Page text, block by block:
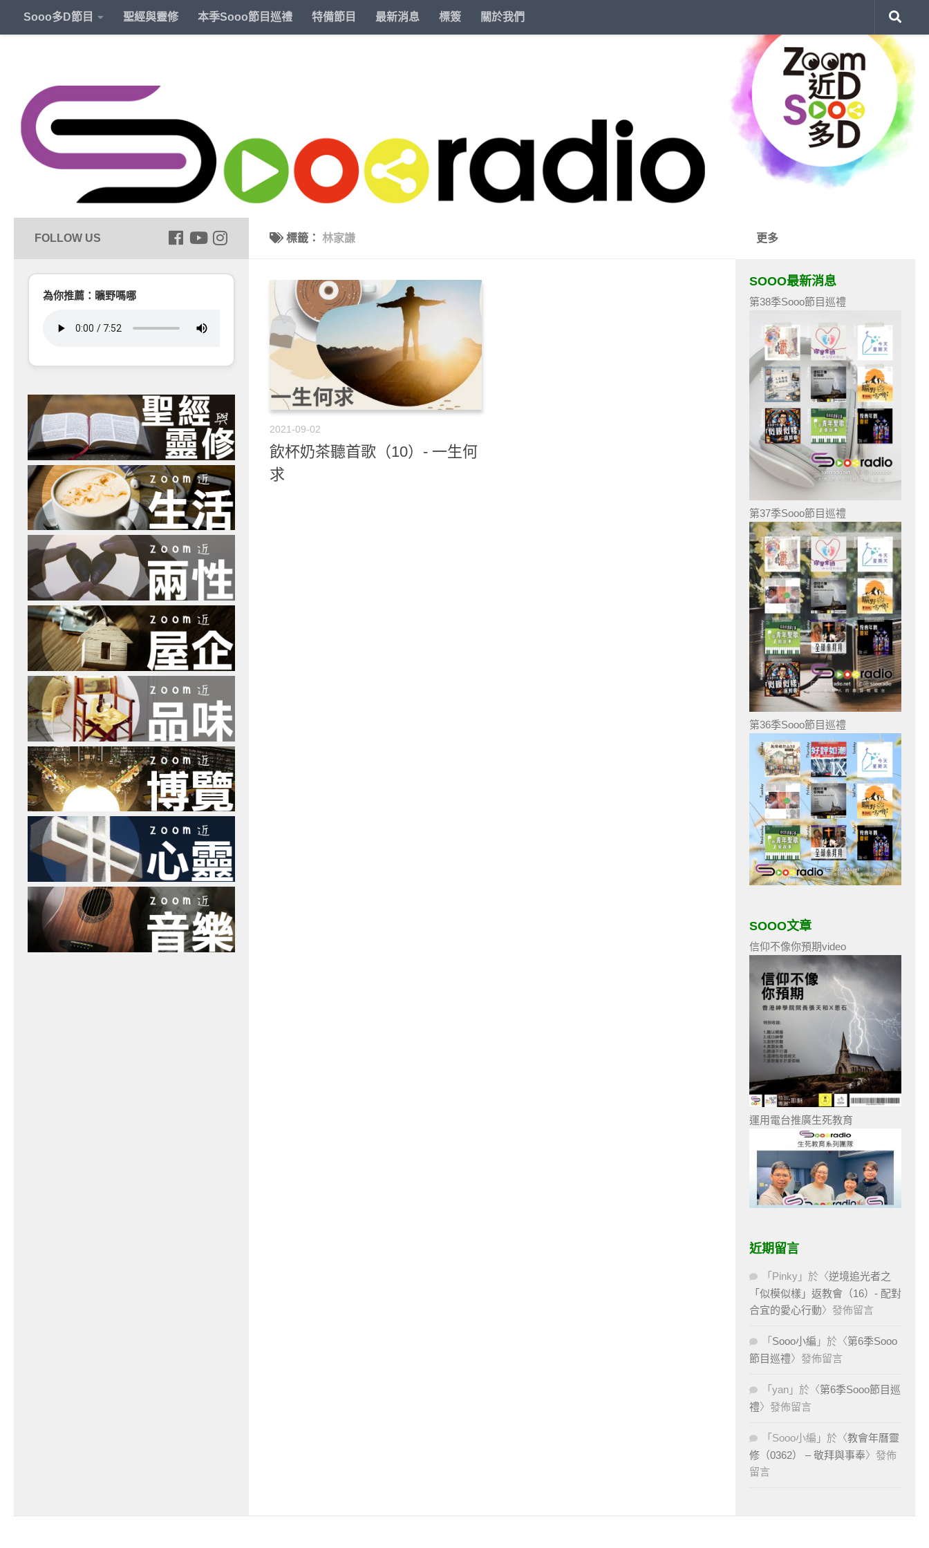
Sooo多D節目 聖經與靈修 本季Sooo節目巡禮 特備節目 最新消息 標簽 關於我們
標籤： 林家謙
2021-09-02
飲杯奶茶聽首歌（10）- 一生何
求
為你推薦：曠野嗎哪
更多
SOOO最新消息
第38季Sooo節目巡禮
第37季Sooo節目巡禮
第36季Sooo節目巡禮
SOOO文章
信仰不像你預期video
運用電台推廣生死教育
近期留言
「 Pinky 」於〈逆境追光者之
「似模似樣」返教會（16）- 配對
合宜的愛心行動〉發佈留言
「 Sooo小編 」於〈第6季Sooo
節目巡禮〉發佈留言
「 yan 」於〈第6季Sooo節目巡
禮〉發佈留言
「 Sooo小編 」於〈教會年曆靈
修（0362） – 敬拜與事奉〉發佈
留言